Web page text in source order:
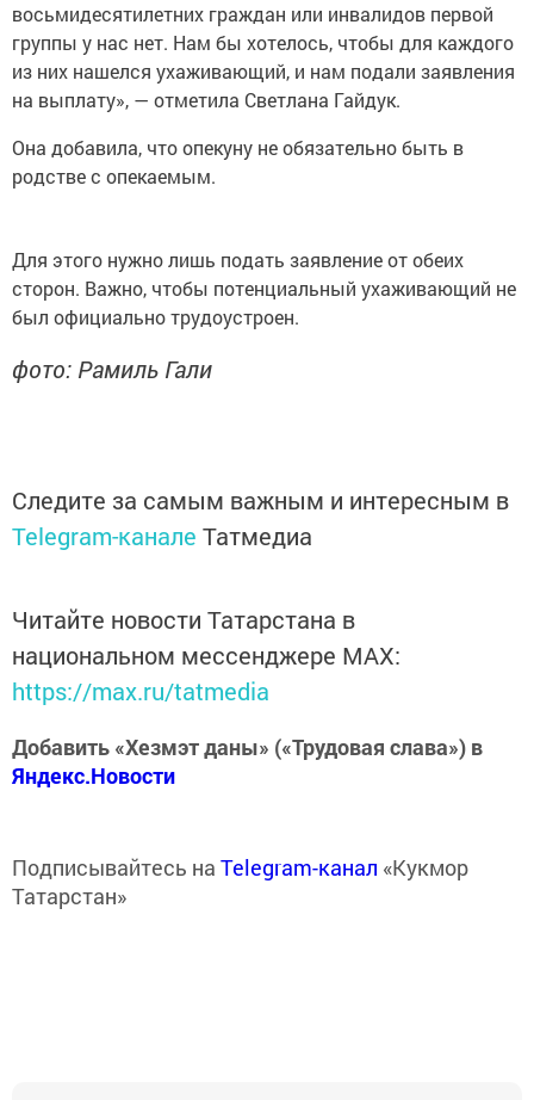
восьмидесятилетних граждан или инвалидов первой
группы у нас нет. Нам бы хотелось, чтобы для каждого
из них нашелся ухаживающий, и нам подали заявления
на выплату», — отметила Светлана Гайдук.
Она добавила, что опекуну не обязательно быть в
родстве с опекаемым.
Для этого нужно лишь подать заявление от обеих
сторон. Важно, чтобы потенциальный ухаживающий не
был официально трудоустроен.
фото: Рамиль Гали
Следите за самым важным и интересным в
Telegram-канале Татмедиа
Читайте новости Татарстана в
национальном мессенджере MАХ:
https://max.ru/tatmedia
Добавить «Хезмэт даны» («Трудовая слава») в
Яндекс.Новости
Подписывайтесь на Telegram-канал «Кукмор
Татарстан»